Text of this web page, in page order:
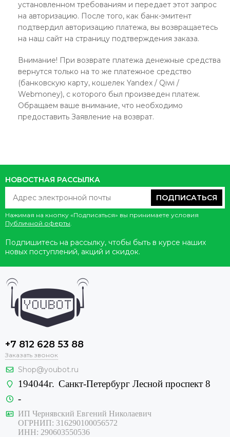
установленном требованиям и передает этот запрос
на авторизацию. После того, как банк-эмитент
подтвердил авторизацию платежа, вы возвращаетесь
на наш сайт на страницу подтверждения заказа.
Внимание! При возврате платежа денежные средства
вернутся только на то же платежное средство
(банковскую карту, кошелек Yandex / Qiwi /
Webmoney), с которого был произведен платеж.
Обращаем ваше внимание, что необходимо
предоставить Заявление на возврат.
НОВОСТНАЯ РАССЫЛКА
ПОДПИСАТЬСЯ
Нажимая на кнопку «Подписаться» вы принимаете условия
Публичной оферты.
Подпишитесь на рассылку, чтобы быть в курсе наших
новых поступлений, акций и скидок.
+7 812 628 53 88
Заказать звонок
Shop@youbot.ru
194044г. Санкт-Петербург Лесной проспект 8
-
ИП Чернявский Евгений Николаевич
ОГРНИП: 316290100056572
ИНН: 290603550536